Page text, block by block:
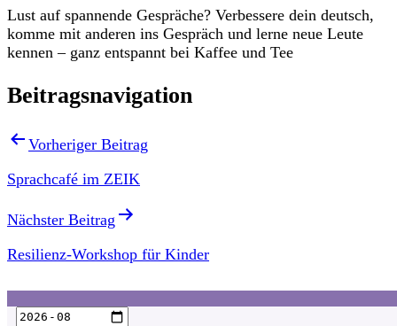
Lust auf spannende Gespräche? Verbessere dein deutsch,
komme mit anderen ins Gespräch und lerne neue Leute
kennen – ganz entspannt bei Kaffee und Tee
Beitragsnavigation
Vorheriger Beitrag
Sprachcafé im ZEIK
Nächster Beitrag
Resilienz-Workshop für Kinder